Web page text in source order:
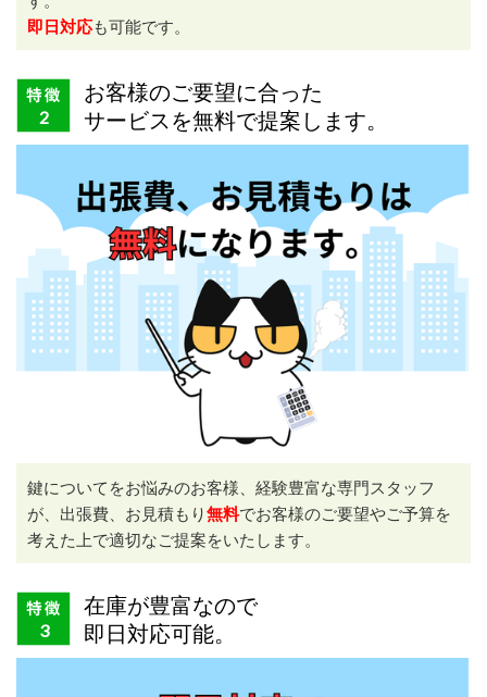
即日対応も可能です。
お客様のご要望に合った
サービスを無料で提案します。
鍵についてをお悩みのお客様、経験豊富な専門スタッフ
が、出張費、お見積もり無料でお客様のご要望やご予算を
考えた上で適切なご提案をいたします。
在庫が豊富なので
即日対応可能。